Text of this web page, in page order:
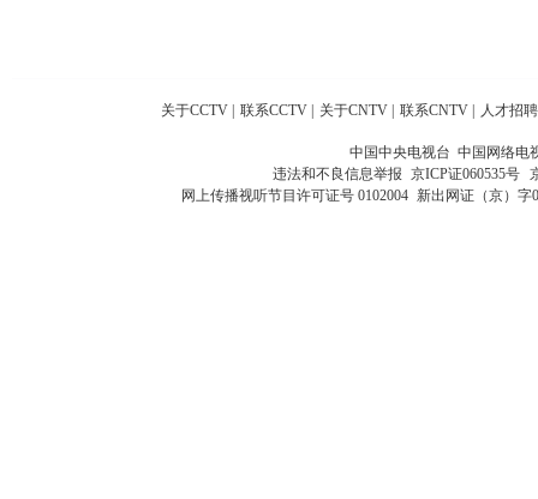
关于CCTV 联系CCTV 关于CNTV 联系CNTV 人才招聘
中国中央电视台 中国网络电
违法和不良信息举报 京ICP证060535号
网上传播视听节目许可证号 0102004 新出网证（京）